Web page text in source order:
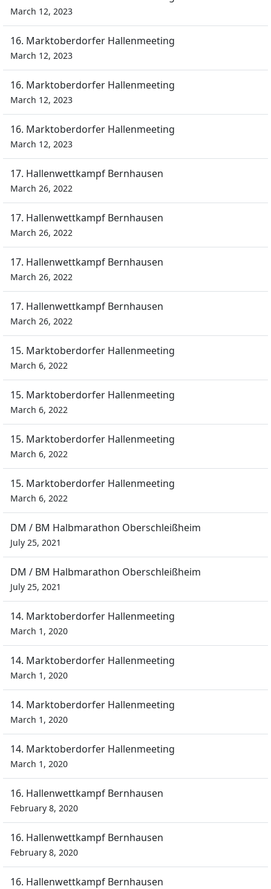
March 12, 2023
16. Marktoberdorfer Hallenmeeting
March 12, 2023
16. Marktoberdorfer Hallenmeeting
March 12, 2023
16. Marktoberdorfer Hallenmeeting
March 12, 2023
17. Hallenwettkampf Bernhausen
March 26, 2022
17. Hallenwettkampf Bernhausen
March 26, 2022
17. Hallenwettkampf Bernhausen
March 26, 2022
17. Hallenwettkampf Bernhausen
March 26, 2022
15. Marktoberdorfer Hallenmeeting
March 6, 2022
15. Marktoberdorfer Hallenmeeting
March 6, 2022
15. Marktoberdorfer Hallenmeeting
March 6, 2022
15. Marktoberdorfer Hallenmeeting
March 6, 2022
DM / BM Halbmarathon Oberschleißheim
July 25, 2021
DM / BM Halbmarathon Oberschleißheim
July 25, 2021
14. Marktoberdorfer Hallenmeeting
March 1, 2020
14. Marktoberdorfer Hallenmeeting
March 1, 2020
14. Marktoberdorfer Hallenmeeting
March 1, 2020
14. Marktoberdorfer Hallenmeeting
March 1, 2020
16. Hallenwettkampf Bernhausen
February 8, 2020
16. Hallenwettkampf Bernhausen
February 8, 2020
16. Hallenwettkampf Bernhausen